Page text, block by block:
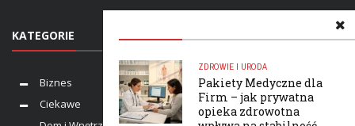
ZDROWIE I URODA
Pakiety Medyczne dla
Firm – jak prywatna
opieka zdrowotna
KATEGORIE
Biznes
Ciekawe